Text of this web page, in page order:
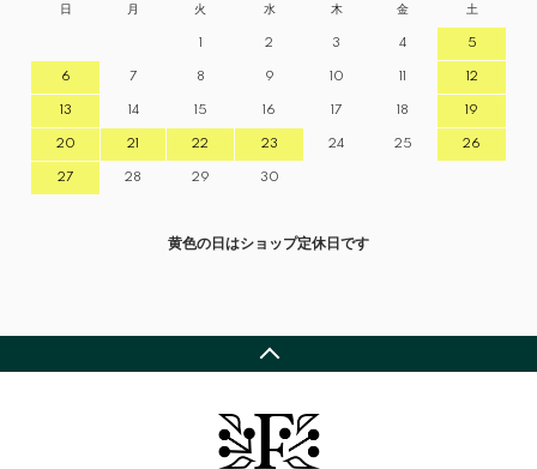
日 月 火 水 木 金 土
1 2 3 4 5
6 7 8 9 10 11 12
13 14 15 16 17 18 19
20 21 22 23 24 25 26
27 28 29 30
黄色の日はショップ定休日です